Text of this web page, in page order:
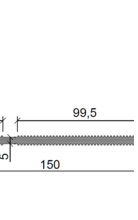
сложных инженерных товаров ,
устройства герметизации подвижных